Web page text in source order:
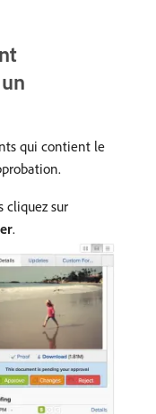
qui contient le
cliquez sur
.